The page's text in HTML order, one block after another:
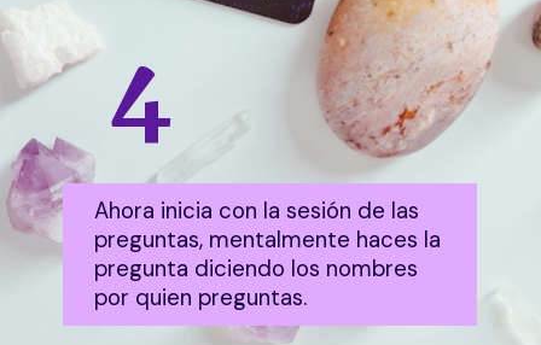
Ahora inicia con la sesión de las
preguntas, mentalmente haces la
pregunta diciendo los nombres
por quien preguntas.
4